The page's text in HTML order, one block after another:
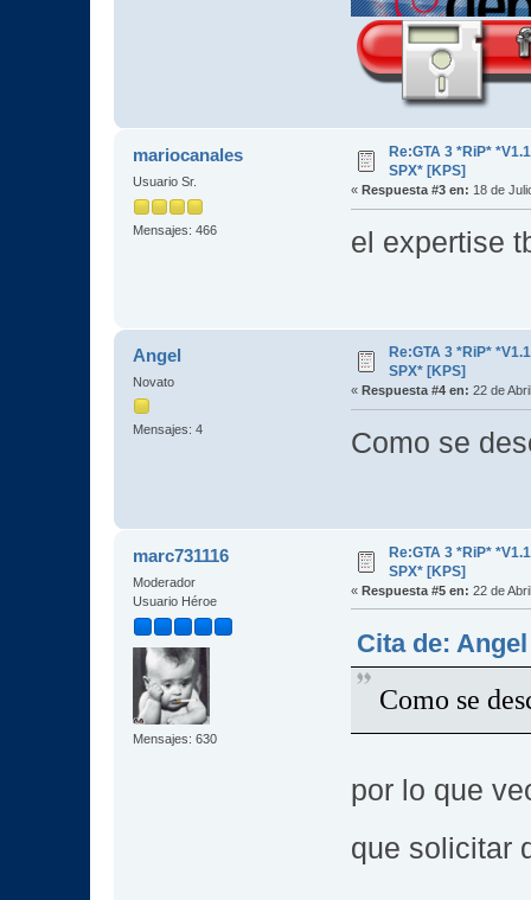
mariocanales
Usuario Sr.
Mensajes: 466
Re:GTA 3 *RiP*
SPX* [KPS]
« Respuesta #3 en: 18 de
el
Angel
Novato
Mensajes: 4
Re:GTA 3 *RiP*
SPX* [KPS]
« Respuesta #4 en: 22 de
Como se
marc731116
Moderador
Usuario Héroe
Mensajes: 630
Re:GTA 3 *RiP*
SPX* [KPS]
« Respuesta #5 en: 22 de
Cita de:
Como se
por lo que
que solicitar